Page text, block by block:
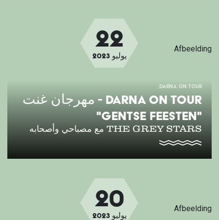
22
يوليو 2023
DARNA ON TOUR
DARNA ON TOUR - مهرجان غنت
"GENTSE FEESTEN"
THE GREY STARS مع مصباحي وأصحابه
Afbeelding
20
يوليو 2023
Afbeelding